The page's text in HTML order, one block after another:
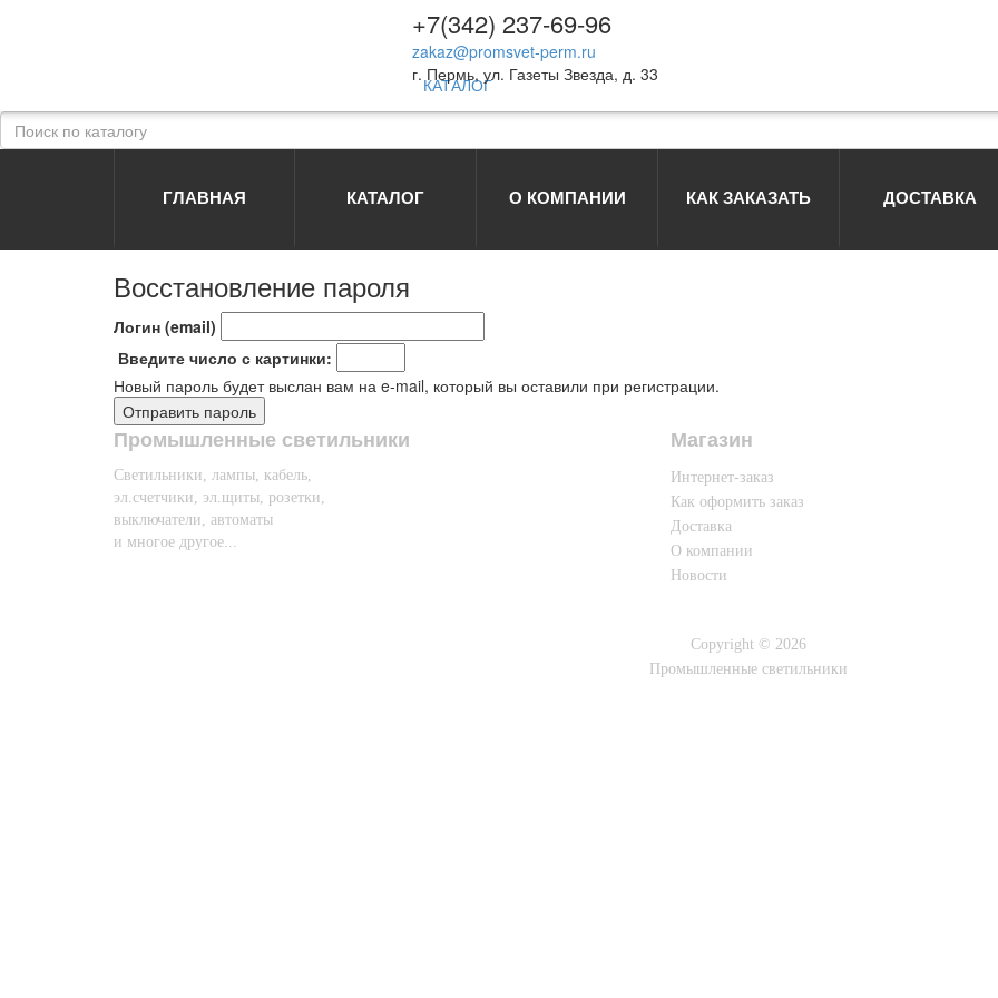
+7(342) 237-69-96
zakaz@promsvet-perm.ru
г. Пермь, ул. Газеты Звезда, д. 33
КАТАЛОГ
ГЛАВНАЯ КАТАЛОГ О КОМПАНИИ КАК ЗАКАЗАТЬ ДОСТАВКА
Восстановление пароля
Логин (email)
Введите число с картинки:
Новый пароль будет выслан вам на e-mail, который вы оставили при регистрации.
Промышленные светильники
Светильники, лампы, кабель,
эл.счетчики, эл.щиты, розетки,
выключатели, автоматы
и многое другое...
Магазин
Интернет-заказ
Как оформить заказ
Доставка
О компании
Новости
Copyright © 2026
Промышленные светильники